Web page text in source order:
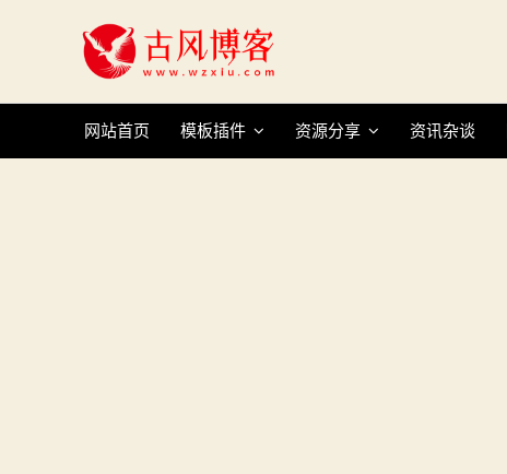
网站首页 模板插件 资源分享 资讯杂谈